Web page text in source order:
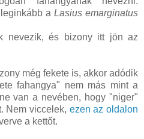
a Lasius emarginatus
nevezik, és bizony itt jön az
még fekete is, akkor adódik
fahangya" nem más mint a
van a nevében, hogy "niger"
Nem viccelek, ezen az oldalon
a kettőt.